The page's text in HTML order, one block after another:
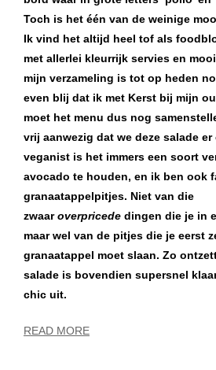
Toch is het één van de weinige
Ik vind het altijd heel tof als
met allerlei kleurrijk servies en
mijn verzameling is tot op heden
even blij dat ik met Kerst bij mijn
moet het menu dus nog
vrij aanwezig dat we deze salade
veganist is het immers een soort
avocado te houden, en ik ben ook
granaatappelpitjes. Niet van die
zwaaroverpricede dingen die je in
maar wel van de pitjes die je eerst
granaatappel moet slaan. Zo
salade is bovendien supersnel
chic uit.
READ MORE